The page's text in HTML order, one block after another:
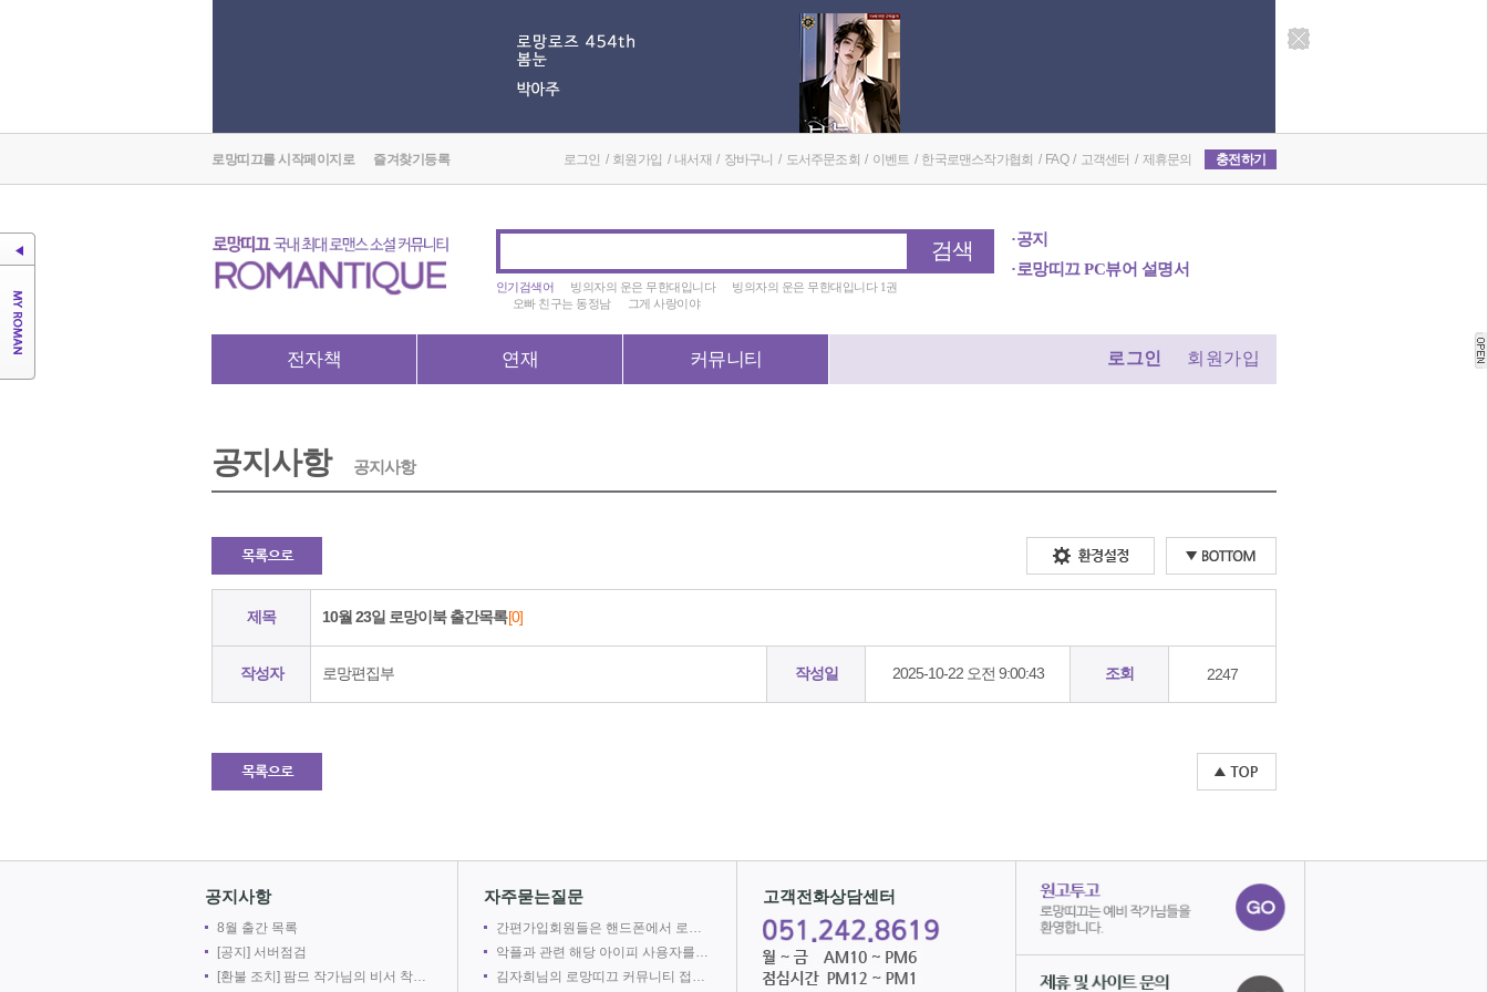
로망띠끄를 시작페이지로 즐겨찾기등록 로그인 / 회원가입 / 내서재 / 장바구니 / 도서주문조회 / 이벤트 / 한국로맨스작가협회 / FAQ/ 고객센터 / 제휴문의 충전하기
검색
인기검색어 빙의자의 운은 무한대입니다
빙의자의 운은 무한대입니다 1권
오빠 친구는 동정남
그게 사랑이야
·공지
8월 출간 목록
[공지] 서버점검
7월 출간 작품 리스트
6월 출간 작품 리스트
·로망띠끄 PC뷰어 설명서
전자책 연재 커뮤니티 로그인 회원가입
공지사항 공지사항
제목 10월 23일 로망이북 출간목록[0]
작성자 로망편집부 작성일 2025-10-22 오전 9:00:43 조회 2247
공지사항
8월 출간 목록
[공지] 서버점검
[환불 조치] 팜므 작가님의 비서 착취는 출간 취소로 인해 환불 되었습니다.
자주묻는질문
간편가입회원들은 핸드폰에서 로망어플로 전자책을 볼 수 없나요?
악플과 관련 해당 아이피 사용자를 차단합니다.
김자희님의 로망띠끄 커뮤니티 접속을 차단합니다.
고객전화상담센터